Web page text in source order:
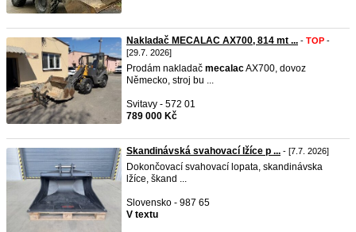
Nakladač MECALAC AX700, 814 mt ... - TOP -
[29.7. 2026]
Prodám nakladač mecalacAX700, dovoz
Německo, stroj bu ...
Svitavy - 572 01
789 000 Kč
Skandinávská svahovací lžíce p ... - [7.7. 2026]
Dokončovací svahovací lopata, skandinávska
lžíce, škand ...
Slovensko - 987 65
V textu